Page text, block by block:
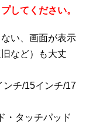
してください。
い、画面が表示
など）も大丈
ンチ/15インチ/17
・タッチパッド